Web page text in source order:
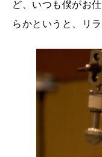
ど、いつも僕がお
らかというと、リ